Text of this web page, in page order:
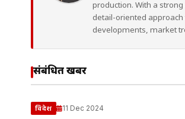
production. With a
detail-oriented
developments, market
संबंधित खबरें
विदेश 11 Dec 2024